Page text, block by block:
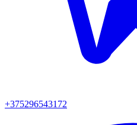
+375296543172